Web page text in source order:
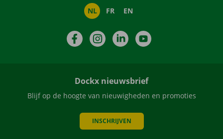
NL FR EN
FacebookInstagramLinkedIn
Dockx nieuwsbrief
Blijf op de hoogte van nieuwigheden en promoties
INSCHRIJVEN